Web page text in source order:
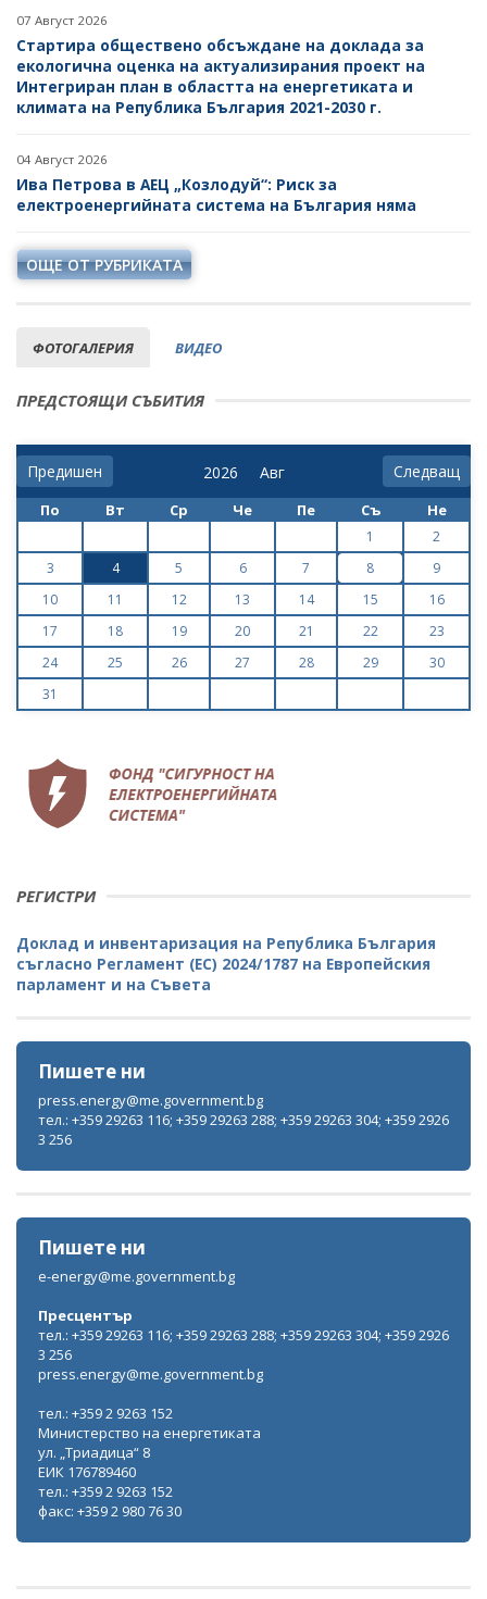
07 Август 2026
Стартира обществено обсъждане на доклада за
екологична оценка на актуализирания проект на
Интегриран план в областта на енергетиката и
климата на Република България 2021-2030 г.
04 Август 2026
Ива Петрова в АЕЦ „Козлодуй“: Риск за
електроенергийната система на България няма
ОЩЕ ОТ РУБРИКАТА
ФОТОГАЛЕРИЯ ВИДЕО
ПРЕДСТОЯЩИ СЪБИТИЯ
Предишен Следващ
По Вт Ср Че Пе Съ Не
1
2
3
4 5 6 7 8
9
10
11 12 13 14 15
16
17
18 19 20 21 22
23
24
25 26 27 28 29
30
31
РЕГИСТРИ
Доклад и инвентаризация на Република България
съгласно Регламент (ЕС) 2024/1787 на Европейския
парламент и на Съвета
Пишете ни
press.energy@me.government.bg
тел.: +359 29263 116; +359 29263 288; +359 29263 304; +359 2926
3 256
Пишете ни
e-energy@me.government.bg
Пресцентър
тел.: +359 29263 116; +359 29263 288; +359 29263 304; +359 2926
3 256
press.energy@me.government.bg
тел.: +359 2 9263 152
Министерство на енергетиката
ул. „Триадица“ 8
ЕИК 176789460
тел.: +359 2 9263 152
факс: +359 2 980 76 30